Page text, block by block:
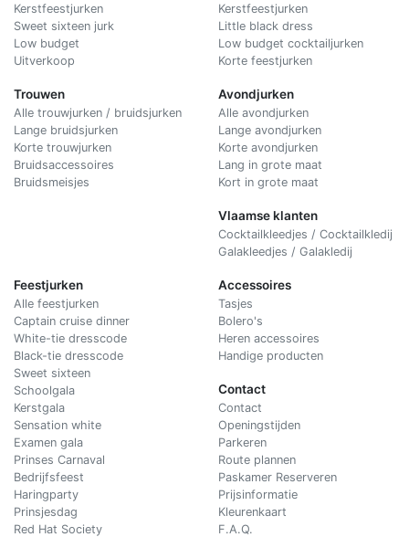
Kerstfeestjurken
Sweet sixteen jurk
Low budget
Uitverkoop
Trouwen
Alle trouwjurken / bruidsjurken
Lange bruidsjurken
Korte trouwjurken
Bruidsaccessoires
Bruidsmeisjes
Kerstfeestjurken
Little black dress
Low budget cocktailjurken
Korte feestjurken
Avondjurken
Alle avondjurken
Lange avondjurken
Korte avondjurken
Lang in grote maat
Kort in grote maat
Vlaamse klanten
Cocktailkleedjes / Cocktailkledij
Galakleedjes / Galakledij
Feestjurken
Alle feestjurken
Captain cruise dinner
White-tie dresscode
Black-tie dresscode
Sweet sixteen
Schoolgala
Kerstgala
Sensation white
Examen gala
Prinses Carnaval
Bedrijfsfeest
Haringparty
Prinsjesdag
Red Hat Society
Accessoires
Tasjes
Bolero's
Heren accessoires
Handige producten
Contact
Contact
Openingstijden
Parkeren
Route plannen
Paskamer Reserveren
Prijsinformatie
Kleurenkaart
F.A.Q.